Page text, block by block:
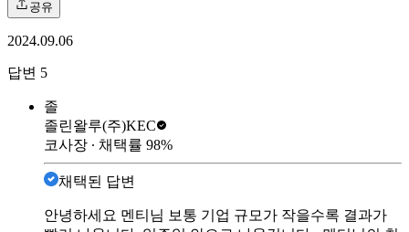
공유
2024.09.06
답변 5
졸
졸린왈루(주)KEC
코사장 ∙ 채택률 98%
채택된 답변
안녕하세요 멘티님 보통 기업 규모가 작을수록 결과가